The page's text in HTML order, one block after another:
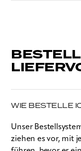
WIE BESTELLE
Unser
ziehen es vor, mit